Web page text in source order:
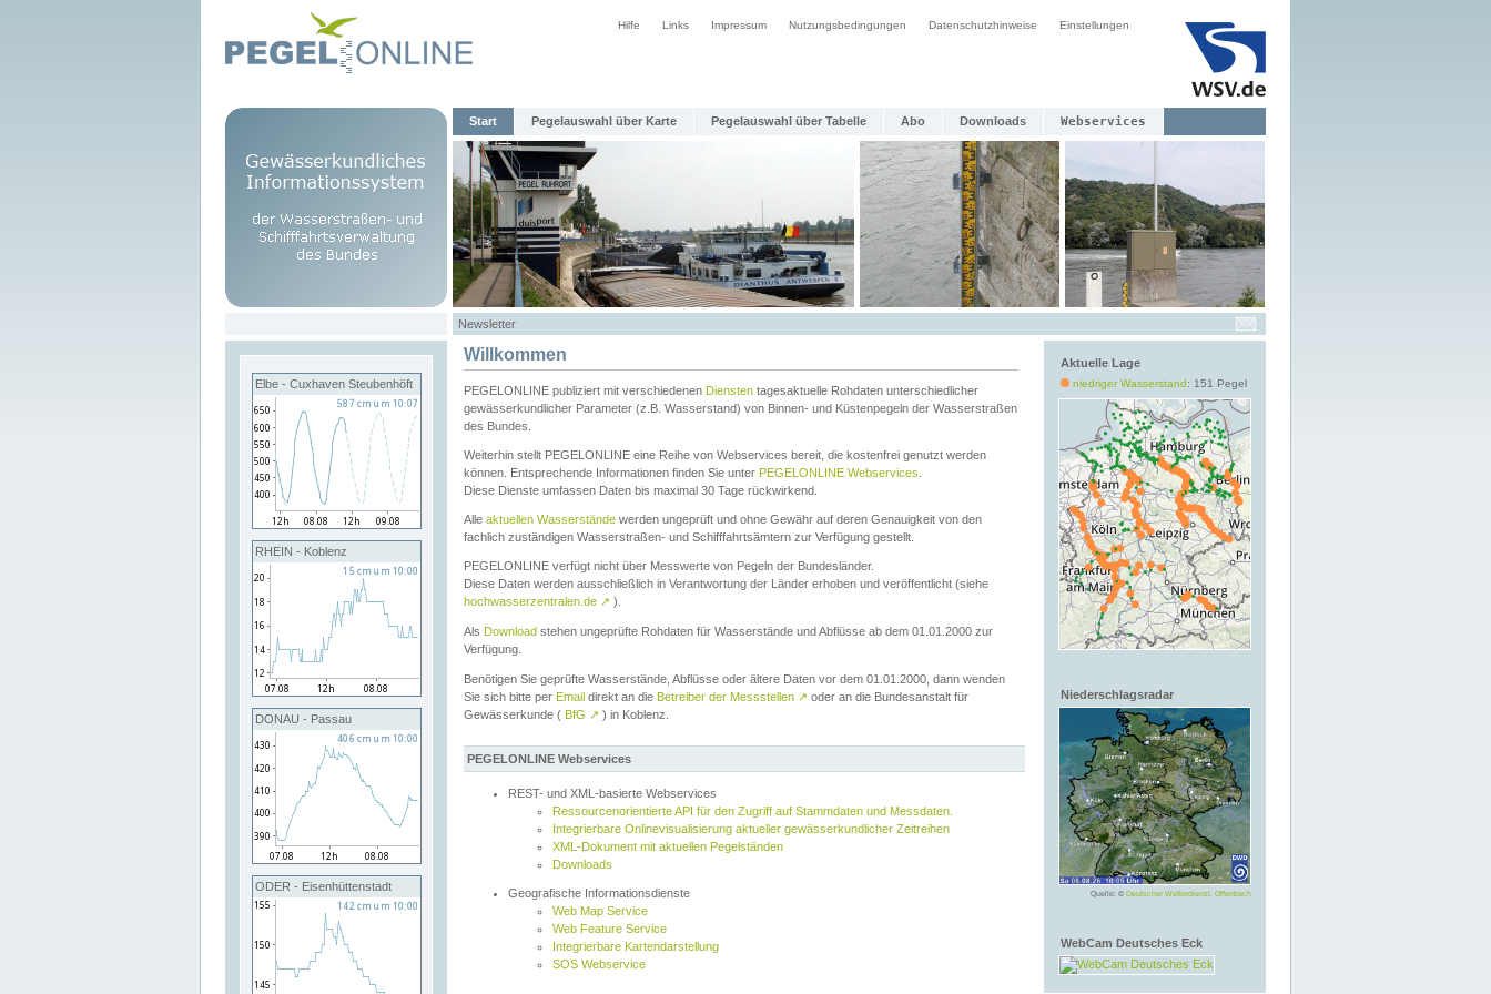
Hilfe Links Impressum Nutzungsbedingungen Datenschutzhinweise Einstellungen
Start Pegelauswahl über Karte Pegelauswahl über Tabelle Abo Downloads Webservices
Newsletter
Elbe - Cuxhaven Steubenhöft
RHEIN - Koblenz
DONAU - Passau
ODER - Eisenhüttenstadt
Aktuelle Lage
niedriger Wasserstand: 151 Pegel
Niederschlagsradar
Quelle: © Deutscher Wetterdienst, Offenbach
WebCam Deutsches Eck
Willkommen
PEGELONLINE publiziert mit verschiedenen Diensten tagesaktuelle Rohdaten unterschiedlicher
gewässerkundlicher Parameter (z.B. Wasserstand) von Binnen- und Küstenpegeln der Wasserstraßen
des Bundes.
Weiterhin stellt PEGELONLINE eine Reihe von Webservices bereit, die kostenfrei genutzt werden
können. Entsprechende Informationen finden Sie unter PEGELONLINE Webservices
Diese Dienste umfassen Daten bis maximal 30 Tage rückwirkend.
Alle aktuellen Wasserstände werden ungeprüft und ohne Gewähr auf deren Genauigkeit von den
fachlich zuständigen Wasserstraßen- und Schifffahrtsämtern zur Verfügung gestellt.
PEGELONLINE verfügt nicht über Messwerte von Pegeln der Bundesländer.
Diese Daten werden ausschließlich in Verantwortung der Länder erhoben und veröffentlicht (siehe
hochwasserzentralen.de ↗ ).
Als Download stehen ungeprüfte Rohdaten für Wasserstände und Abflüsse ab dem 01.01.2000 zur
Verfügung.
Benötigen Sie geprüfte Wasserstände, Abflüsse oder ältere Daten vor dem 01.01.2000, dann wenden
Sie sich bitte per Email direkt an die Betreiber der Messstellen ↗ oder an die Bundesanstalt für
Gewässerkunde ( BfG ↗ ) in Koblenz.
PEGELONLINE Webservices
REST- und XML-basierte Webservices
Ressourcenorientierte API für den Zugriff auf Stammdaten und Messdaten.
Integrierbare Onlinevisualisierung aktueller gewässerkundlicher Zeitreihen
XML-Dokument mit aktuellen Pegelständen
Downloads
Geografische Informationsdienste
Web Map Service
Web Feature Service
Integrierbare Kartendarstellung
SOS Webservice